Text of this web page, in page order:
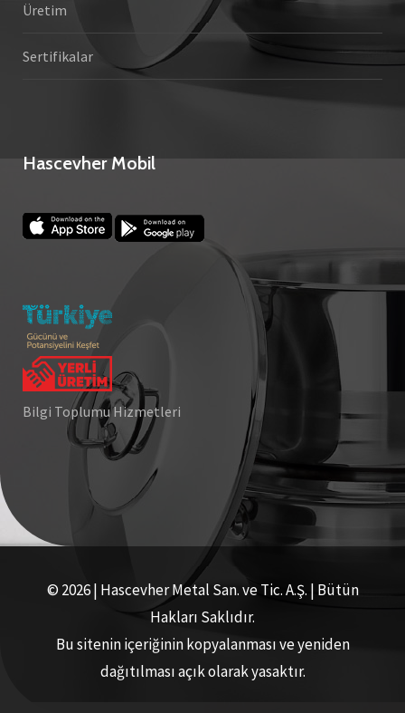
Üretim
Sertifikalar
Hascevher Mobil
Bilgi Toplumu Hizmetleri
© 2026 | Hascevher Metal San. ve Tic. A.Ş. | Bütün
Hakları Saklıdır.
Bu sitenin içeriğinin kopyalanması ve yeniden
dağıtılması açık olarak yasaktır.